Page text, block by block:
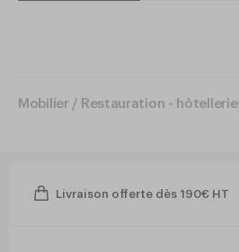
Mobilier / Restauration - hôtellerie
Livraison offerte dès 190€ HT